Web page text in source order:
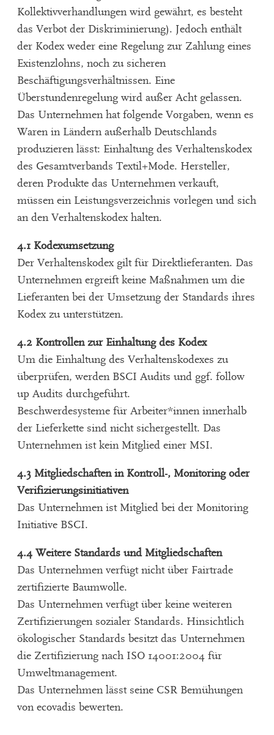
Kollektivverhandlungen wird gewährt, es besteht
das Verbot der Diskriminierung). Jedoch enthält
der Kodex weder eine Regelung zur Zahlung eines
Existenzlohns, noch zu sicheren
Beschäftigungsverhältnissen. Eine
Überstundenregelung wird außer Acht gelassen.
Das Unternehmen hat folgende Vorgaben, wenn es
Waren in Ländern außerhalb Deutschlands
produzieren lässt: Einhaltung des Verhaltenskodex
des Gesamtverbands Textil+Mode. Hersteller,
deren Produkte das Unternehmen verkauft,
müssen ein Leistungsverzeichnis vorlegen und sich
an den Verhaltenskodex halten.
4.1 Kodexumsetzung
Der Verhaltenskodex gilt für Direktlieferanten. Das
Unternehmen ergreift keine Maßnahmen um die
Lieferanten bei der Umsetzung der Standards ihres
Kodex zu unterstützen.
4.2 Kontrollen zur Einhaltung des Kodex
Um die Einhaltung des Verhaltenskodexes zu
überprüfen, werden BSCI Audits und ggf. follow
up Audits durchgeführt.
Beschwerdesysteme für Arbeiter*innen innerhalb
der Lieferkette sind nicht sichergestellt. Das
Unternehmen ist kein Mitglied einer MSI.
4.3 Mitgliedschaften in Kontroll-, Monitoring oder
Verifizierungsinitiativen
Das Unternehmen ist Mitglied bei der Monitoring
Initiative BSCI.
4.4 Weitere Standards und Mitgliedschaften
Das Unternehmen verfügt nicht über Fairtrade
zertifizierte Baumwolle.
Das Unternehmen verfügt über keine weiteren
Zertifizierungen sozialer Standards. Hinsichtlich
ökologischer Standards besitzt das Unternehmen
die Zertifizierung nach ISO 14001:2004 für
Umweltmanagement.
Das Unternehmen lässt seine CSR Bemühungen
von ecovadis bewerten.